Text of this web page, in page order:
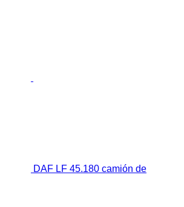
DAF LF 45.180 camión de